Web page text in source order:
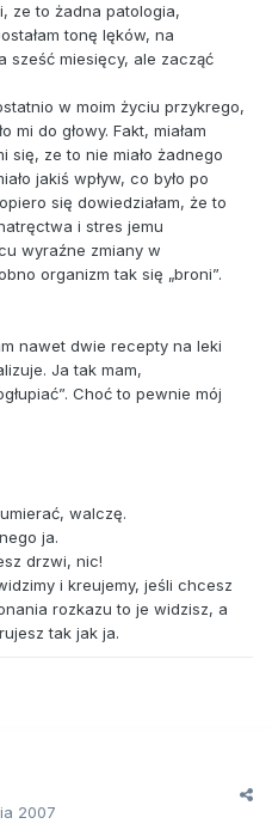
ze to żadna patologia,
tonę lęków, na
sześć miesięcy, ale zacząć
w moim życiu przykrego,
mi do głowy. Fakt, miałam
się, ze to nie miało żadnego
jakiś wpływ, co było po
się dowiedziałam, że to
i stres jemu
wyraźne zmiany w
organizm tak się „broni”.
nawet dwie recepty na leki
Ja tak mam,
Choć to pewnie mój
walczę.
ja.
drzwi, nic!
i kreujemy, jeśli chcesz
rozkazu to je widzisz, a
tak jak ja.
2007